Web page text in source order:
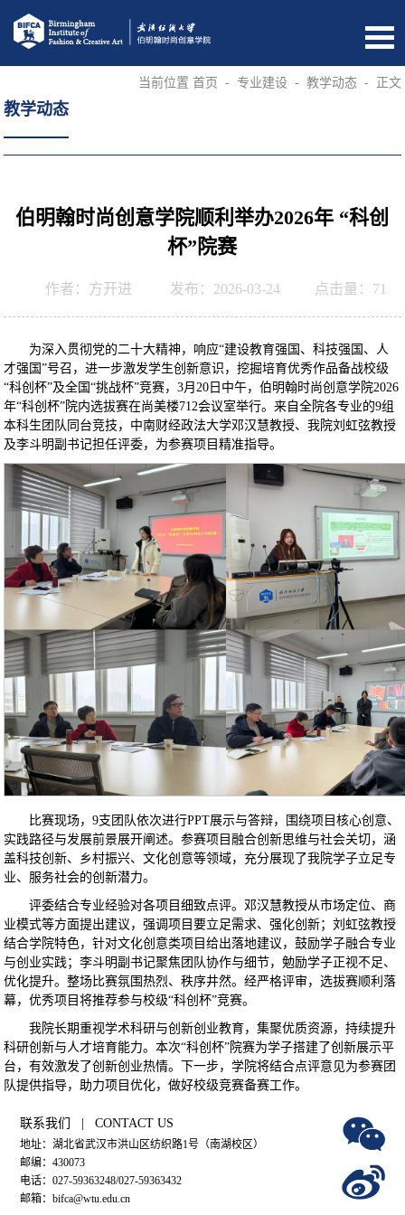
教学动态
当前位置 首页 - 专业建设 - 教学动态 - 正文
伯明翰时尚创意学院顺利举办2026年 “科创
杯”院赛
作者：方开进 发布：2026-03-24 点击量： 71
为深入贯彻党的二十大精神，响应“建设教育强国、科技强国、人
才强国”号召，进一步激发学生创新意识，挖掘培育优秀作品备战校级
“科创杯”及全国“挑战杯”竞赛，3月20日中午，伯明翰时尚创意学院2026
年“科创杯”院内选拔赛在尚美楼712会议室举行。来自全院各专业的9组
本科生团队同台竞技，中南财经政法大学邓汉慧教授、我院刘虹弦教授
及李斗明副书记担任评委，为参赛项目精准指导。
比赛现场，9支团队依次进行PPT展示与答辩，围绕项目核心创意、
实践路径与发展前景展开阐述。参赛项目融合创新思维与社会关切，涵
盖科技创新、乡村振兴、文化创意等领域，充分展现了我院学子立足专
业、服务社会的创新潜力。
评委结合专业经验对各项目细致点评。邓汉慧教授从市场定位、商
业模式等方面提出建议，强调项目要立足需求、强化创新；刘虹弦教授
结合学院特色，针对文化创意类项目给出落地建议，鼓励学子融合专业
与创业实践；李斗明副书记聚焦团队协作与细节，勉励学子正视不足、
优化提升。整场比赛氛围热烈、秩序井然。经严格评审，选拔赛顺利落
幕，优秀项目将推荐参与校级“科创杯”竞赛。
我院长期重视学术科研与创新创业教育，集聚优质资源，持续提升
科研创新与人才培育能力。本次“科创杯”院赛为学子搭建了创新展示平
台，有效激发了创新创业热情。下一步，学院将结合点评意见为参赛团
队提供指导，助力项目优化，做好校级竞赛备赛工作。
联系我们 | CONTACT US
地址：湖北省武汉市洪山区纺织路1号（南湖校区）
邮编：430073
电话：027-59363248/027-59363432
邮箱：bifca@wtu.edu.cn